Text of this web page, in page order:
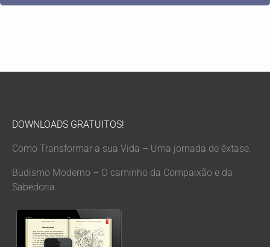
DOWNLOADS GRATUITOS!
Como Transformar a sua Vida – Uma jornada de êxtase.
Budismo Moderno – O caminho da Compaixão e da
Sabedoria.